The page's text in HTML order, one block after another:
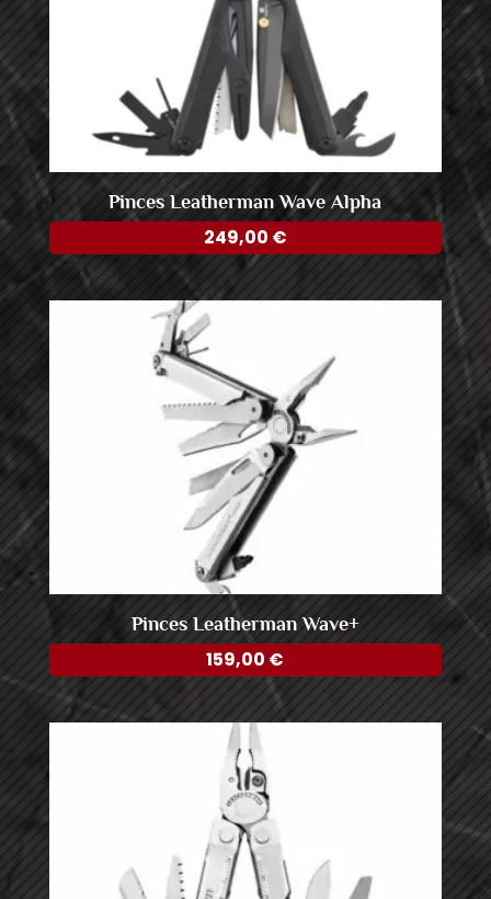
Pinces Leatherman Wave Alpha
249,00 €
Pinces Leatherman Wave+
159,00 €